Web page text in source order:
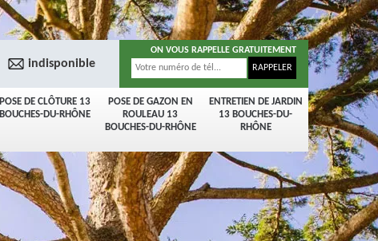
POSE DE CLÔTURE 13
BOUCHES-DU-RHÔNE
POSE DE GAZON EN
ROULEAU 13
BOUCHES-DU-RHÔNE
ENTRETIEN DE JARDIN
13 BOUCHES-DU-
RHÔNE
indisponible
ON VOUS RAPPELLE GRATUITEMENT